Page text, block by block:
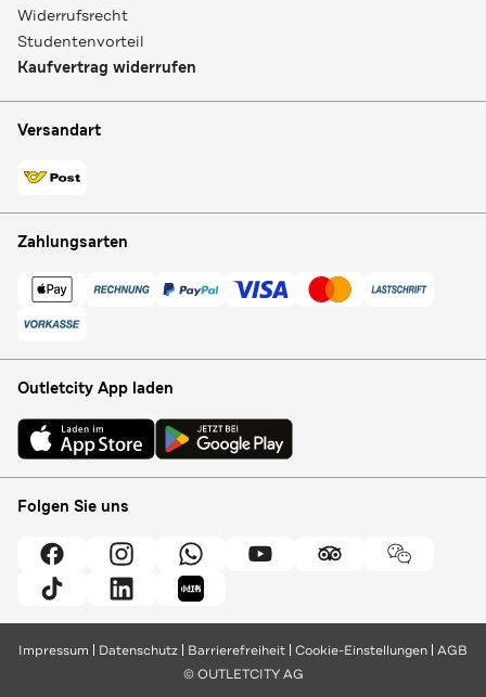
Widerrufsrecht
Studentenvorteil
Kaufvertrag widerrufen
Versandart
Zahlungsarten
Outletcity App laden
Folgen Sie uns
Impressum Datenschutz Barrierefreiheit Cookie-Einstellungen AGB
© OUTLETCITY AG